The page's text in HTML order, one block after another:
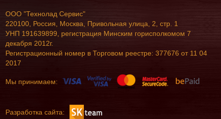
ООО "Технолад Сервис"
220100, Россия, Москва, Привольная улица, 2, стр. 1
УНП 191639899, регистрация Минским горисполкомом 7
декабря 2012г.
Регистрационный номер в Торговом реестре: 377676 от 11 04
2017
Мы принимаем:
Разработка сайта: